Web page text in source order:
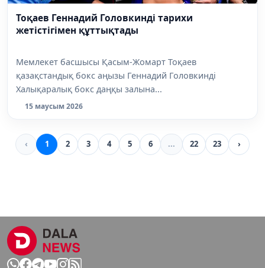
Тоқаев Геннадий Головкинді тарихи
жетістігімен құттықтады
Мемлекет басшысы Қасым-Жомарт Тоқаев
қазақстандық бокс аңызы Геннадий Головкинді
Халықаралық бокс даңқы залына...
15 маусым 2026
‹ 1 2 3 4 5 6 ... 22 23 ›